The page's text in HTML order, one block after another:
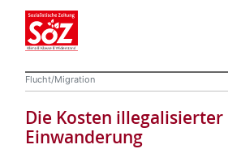
Flucht/Migration
Die Kosten illegalisierter
Einwanderung